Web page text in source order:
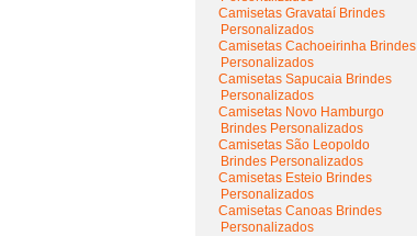
Camisetas Gravataí Brindes
Personalizados
Camisetas Cachoeirinha Brindes
Personalizados
Camisetas Sapucaia Brindes
Personalizados
Camisetas Novo Hamburgo
Brindes Personalizados
Camisetas São Leopoldo
Brindes Personalizados
Camisetas Esteio Brindes
Personalizados
Camisetas Canoas Brindes
Personalizados